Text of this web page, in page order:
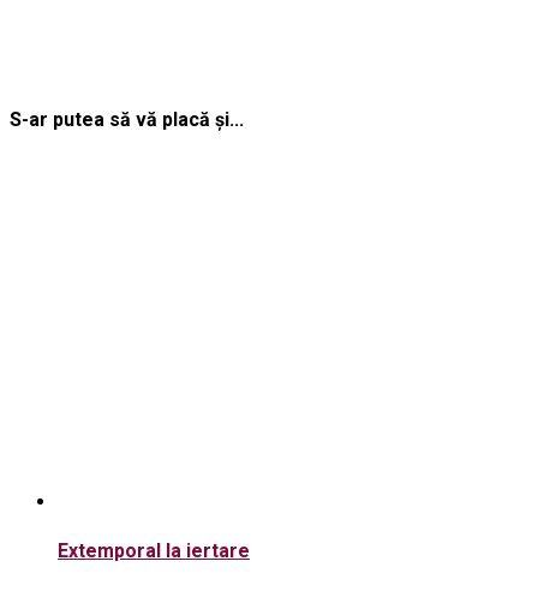
S-ar putea să vă placă și...
Extemporal la iertare